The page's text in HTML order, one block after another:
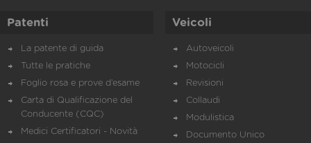
Patenti
La patente di guida
Tutte le pratiche
Foglio rosa e prove d’esame
Carta di Qualificazione del
Conducente (CQC)
Medici Certificatori - Novità
Veicoli
Autoveicoli
Motocicli
Revisioni
Collaudi
Modulistica
Documento Unico